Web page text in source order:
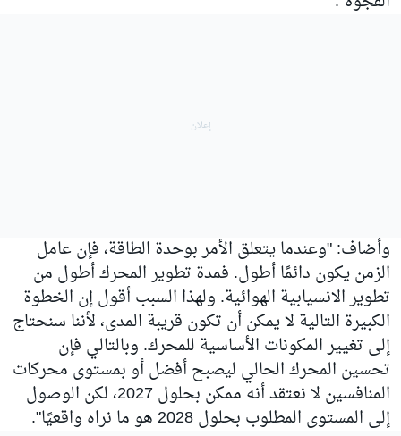
وأضاف: "وعندما يتعلق الأمر بوحدة الطاقة، فإن عامل
الزمن يكون دائمًا أطول. فمدة تطوير المحرك أطول من
تطوير الانسيابية الهوائية. ولهذا السبب أقول إن الخطوة
الكبيرة التالية لا يمكن أن تكون قريبة المدى، لأننا سنحتاج
إلى تغيير المكونات الأساسية للمحرك. وبالتالي فإن
تحسين المحرك الحالي ليصبح أفضل أو بمستوى محركات
المنافسين لا نعتقد أنه ممكن بحلول 2027، لكن الوصول
إلى المستوى المطلوب بحلول 2028 هو ما نراه واقعيًا".